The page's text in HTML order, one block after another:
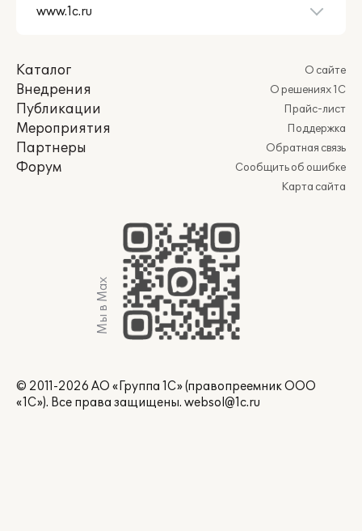
Каталог
Внедрения
Публикации
Мероприятия
Партнеры
Форум
О сайте
О решениях 1С
Прайс-лист
Поддержка
Обратная связь
Сообщить об ошибке
Карта сайта
Мы в Max
© 2011-2026 АО «Группа 1С» (правопреемник ООО
«1С»). Все права защищены. websol@1c.ru